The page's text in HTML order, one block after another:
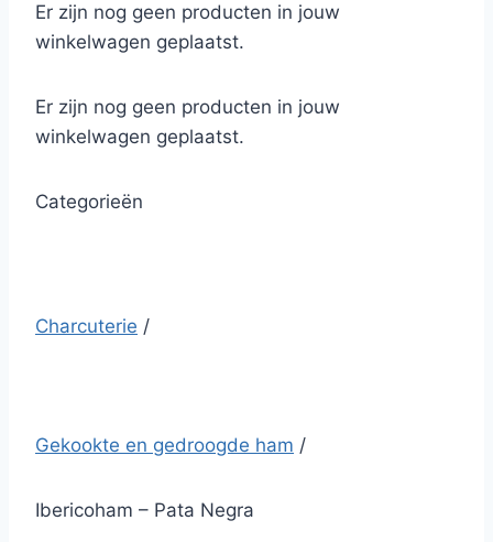
Er zijn nog geen producten in jouw
winkelwagen geplaatst.
Er zijn nog geen producten in jouw
winkelwagen geplaatst.
Categorieën
Charcuterie /
Gekookte en gedroogde ham /
Ibericoham – Pata Negra